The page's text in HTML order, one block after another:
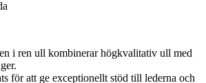
i ren ull kombinerar högkvalitativ ull med
för att ge exceptionellt stöd till lederna och